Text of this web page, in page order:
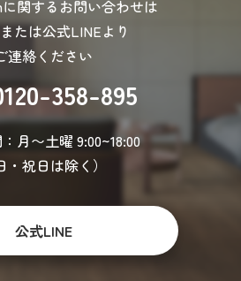
関するお問い合わせは
たは公式LINEより
連絡ください
358-895
月〜土曜 9:00~18:00
・祝日は除く）
公式LINE